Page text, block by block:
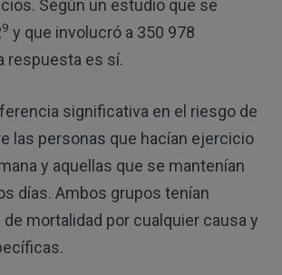
Según un estudio que se
9 y que involucró a 350 978
respuesta es sí.
significativa en el riesgo de
las personas que hacían ejercicio
y aquellas que se mantenían
días. Ambos grupos tenían
mortalidad por cualquier causa y